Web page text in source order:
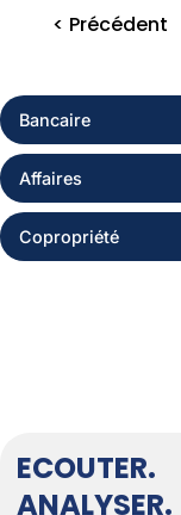
Bancaire
Affaires
Copropriété
< Précédent
ECOUTER.
ANALYSER.